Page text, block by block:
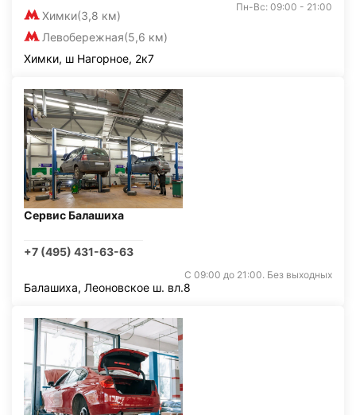
Химки(3,8 км)
Левобережная(5,6 км)
Пн-Вс: 09:00 - 21:00
Химки, ш Нагорное, 2к7
Сервис Балашиха
+7 (495) 431-63-63
С 09:00 до 21:00. Без выходных
Балашиха, Леоновское ш. вл.8